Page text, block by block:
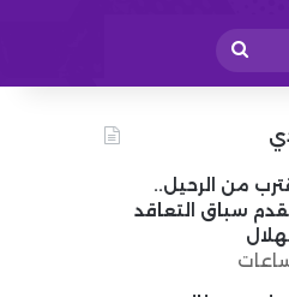
بحث
عن
من الرحيل..
سباق التعاقد